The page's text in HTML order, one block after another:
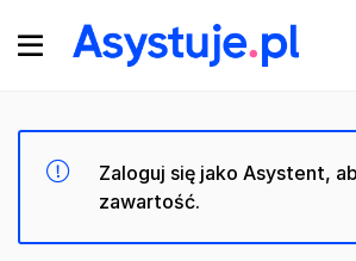
Zaloguj się jako Asystent,
zawartość.